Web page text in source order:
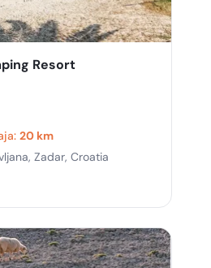
Resort
20 km
Zadar, Croatia